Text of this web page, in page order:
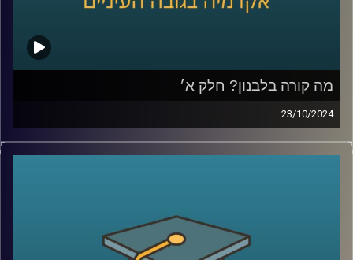
מה קורה בלבנון? חלק א׳
23/10/2024
מה לא נאמר כבר על שכנתנו מצפון לבנון?
אין ספק שיש לנו יחסים צוננים איתה שידעו עליות ומורדות,
שמכנים אותו המשבר החמור ביותר בעשורים האחרונים,
למעשה מדובר במשבר משולש – אובדן משילות, משבר כלכלי